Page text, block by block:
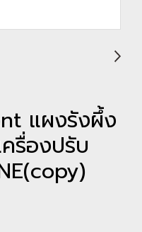
แผงรังผึ้ง
รื่องปรับ